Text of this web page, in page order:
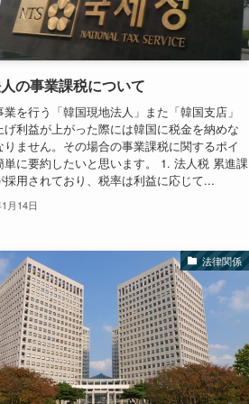
の事業課税について
業を行う「韓国現地法人」また「韓国支店」
げ利益が上がった際には韓国に税金を納めな
りません。その場合の事業課税に関するポイ
単に要約したいと思います。 1. 法人税 累進課
採用されており、税率は利益に応じて...
月14日
法律関係